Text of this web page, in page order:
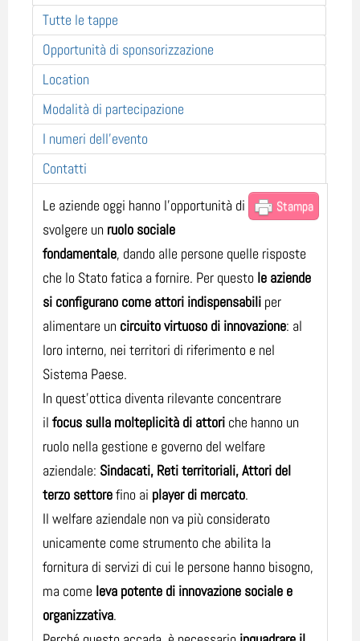
Tutte le tappe
Opportunità di sponsorizzazione
Location
Modalità di partecipazione
I numeri dell'evento
Contatti
Stampa
Le aziende oggi hanno l’opportunità di
svolgere un ruolo sociale
fondamentale, dando alle persone quelle risposte
che lo Stato fatica a fornire. Per questo le aziende
si configurano come attori indispensabili per
alimentare un circuito virtuoso di innovazione: al
loro interno, nei territori di riferimento e nel
Sistema Paese.
In quest’ottica diventa rilevante concentrare
il focus sulla molteplicità di attori che hanno un
ruolo nella gestione e governo del welfare
aziendale: Sindacati, Reti territoriali, Attori del
terzo settorefino ai player di mercato.
Il welfare aziendale non va più considerato
unicamente come strumento che abilita la
fornitura di servizi di cui le persone hanno bisogno,
ma come leva potente di innovazione sociale e
organizzativa.